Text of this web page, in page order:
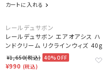
カートに入れる
レールデュサボン
レールデュサボン エアオアシス ハ
ンドクリーム リクラインウィズ 40g
¥1,650(税込) 40%OFF
¥990 (税込)